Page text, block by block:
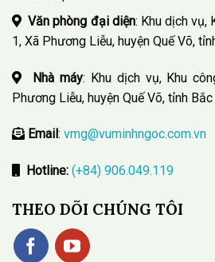
Văn phòng đại diện: Khu dịch vụ,
1, Xã Phương Liễu, huyện Quế Võ,
Nhà máy: Khu dịch vụ, Khu
Phương Liễu, huyện Quế Võ, tỉnh
Email : vmg@vuminhngoc.com.vn
Hotline: (+84) 906.049.119
THEO DÕI CHÚNG TÔI